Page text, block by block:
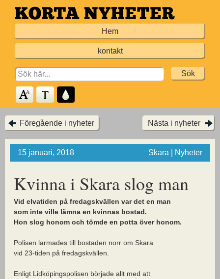
Hoppa
till
Hem
kontakt
Search
for:
Föregående i nyheter Nästa i nyheter
15 januari, 2018 Skara | Nyheter
Kvinna i Skara slog man
Vid elvatiden på fredagskvällen var det en man
som inte ville lämna en kvinnas bostad.
Hon slog honom och tömde en potta över honom.
Polisen larmades till bostaden norr om Skara
vid 23-tiden på fredagskvällen.
Enligt Lidköpingspolisen började allt med att